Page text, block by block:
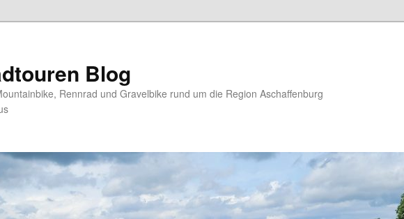
Blog
Rennrad und Gravelbike rund um die Region Aschaffenburg